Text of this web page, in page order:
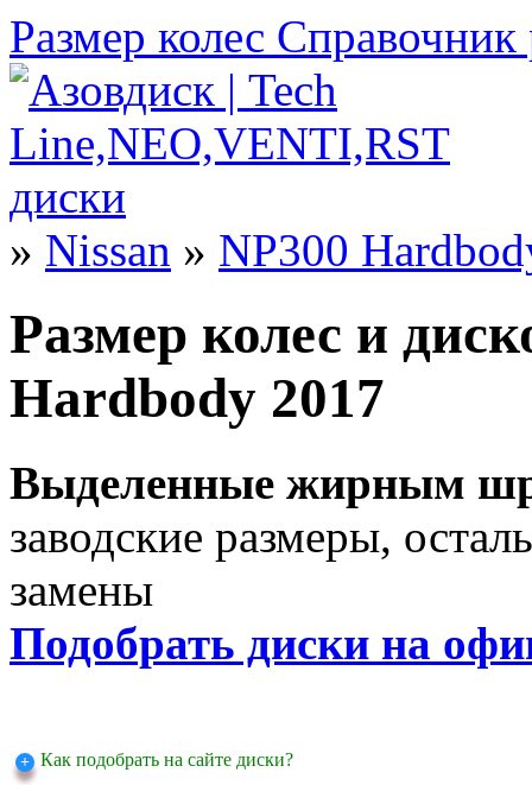
Размер колес Справочник
» Nissan » NP300
Размер колес и
Hardbody 2017
Выделенные жирным
заводские размеры,
замены
Подобрать диски на
Как подобрать на сайте диски?